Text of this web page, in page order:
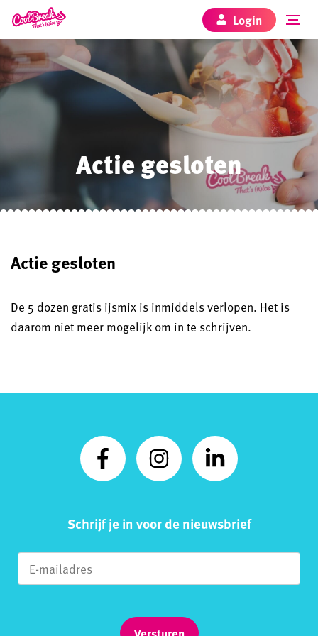
Login
Actie gesloten
Actie gesloten
De 5 dozen gratis ijsmix is inmiddels verlopen. Het is
daarom niet meer mogelijk om in te schrijven.
Schrijf je in voor de nieuwsbrief